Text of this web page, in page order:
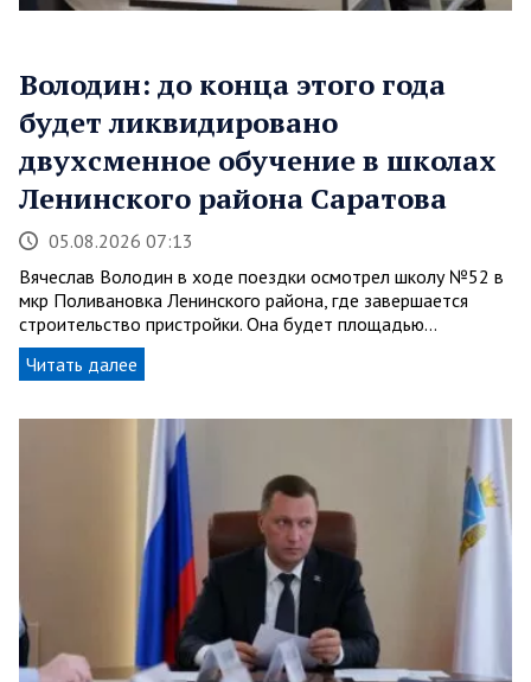
Володин: до конца этого года
будет ликвидировано
двухсменное обучение в школах
Ленинского района Саратова
05.08.2026 07:13
Вячеслав Володин в ходе поездки осмотрел школу №52 в
мкр Поливановка Ленинского района, где завершается
строительство пристройки. Она будет площадью…
Читать далее